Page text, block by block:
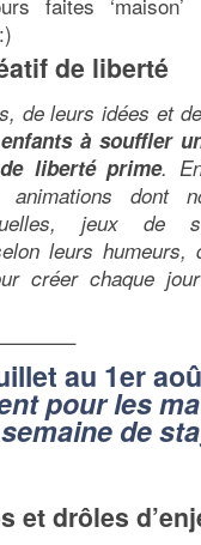
de liberté
de leurs idées et
à souffler
liberté prime.
dont
jeux de
leurs humeurs,
créer chaque
au 1er
pour les
de
et drôles